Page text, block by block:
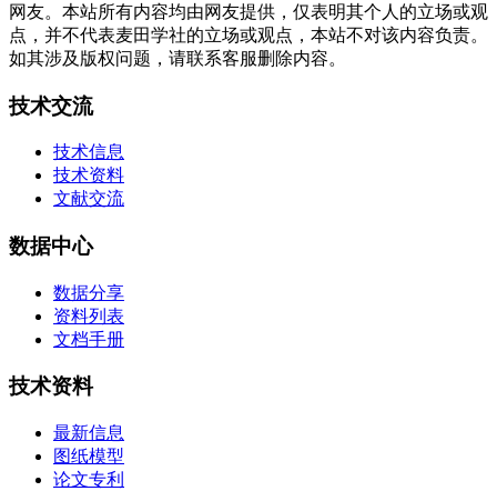
网友。本站所有内容均由网友提供，仅表明其个人的立场或观
点，并不代表麦田学社的立场或观点，本站不对该内容负责。
如其涉及版权问题，请联系客服删除内容。
技术交流
技术信息
技术资料
文献交流
数据中心
数据分享
资料列表
文档手册
技术资料
最新信息
图纸模型
论文专利